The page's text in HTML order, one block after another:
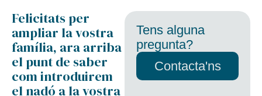
Felicitats per
ampliar la vostra
família, ara arriba
el punt de saber
com introduirem
el nadó a la vostra
Tens alguna
pregunta?
Contacta'ns